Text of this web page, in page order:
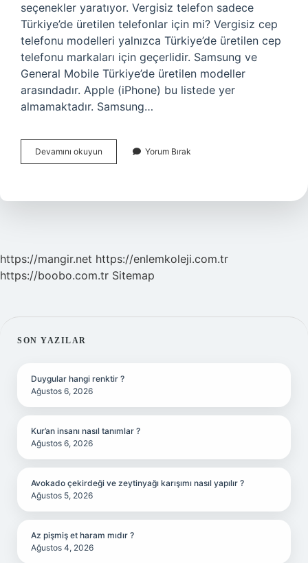
seçenekler yaratıyor. Vergisiz telefon sadece
Türkiye’de üretilen telefonlar için mi? Vergisiz cep
telefonu modelleri yalnızca Türkiye’de üretilen cep
telefonu markaları için geçerlidir. Samsung ve
General Mobile Türkiye’de üretilen modeller
arasındadır. Apple (iPhone) bu listede yer
almamaktadır. Samsung…
Devamını okuyun Türkiyede
Hangi
Üretiyor
Yorum Bırak
https://mangir.net https://enlemkoleji.com.tr
https://boobo.com.tr Sitemap
SIDEBAR
SON YAZILAR
Duygular hangi renktir ?
Ağustos 6, 2026
Kur’an insanı nasıl tanımlar ?
Ağustos 6, 2026
Avokado çekirdeği ve zeytinyağı karışımı nasıl yapılır ?
Ağustos 5, 2026
Az pişmiş et haram mıdır ?
Ağustos 4, 2026